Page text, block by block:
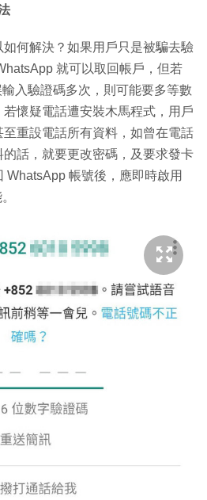
何解決？如果用戶只是被騙去驗
就可以取回帳戶，但若
入驗證碼多次，則可能要多等數
懷疑電話遭安裝木馬程式，用戶
重設電話所有資料，如曾在電話
話，就要更改密碼，及要求發卡
WhatsApp 帳號後，應即時啟用